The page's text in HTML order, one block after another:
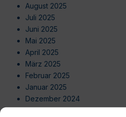
August 2025
Juli 2025
Juni 2025
Mai 2025
April 2025
März 2025
Februar 2025
Januar 2025
Dezember 2024
November 2024